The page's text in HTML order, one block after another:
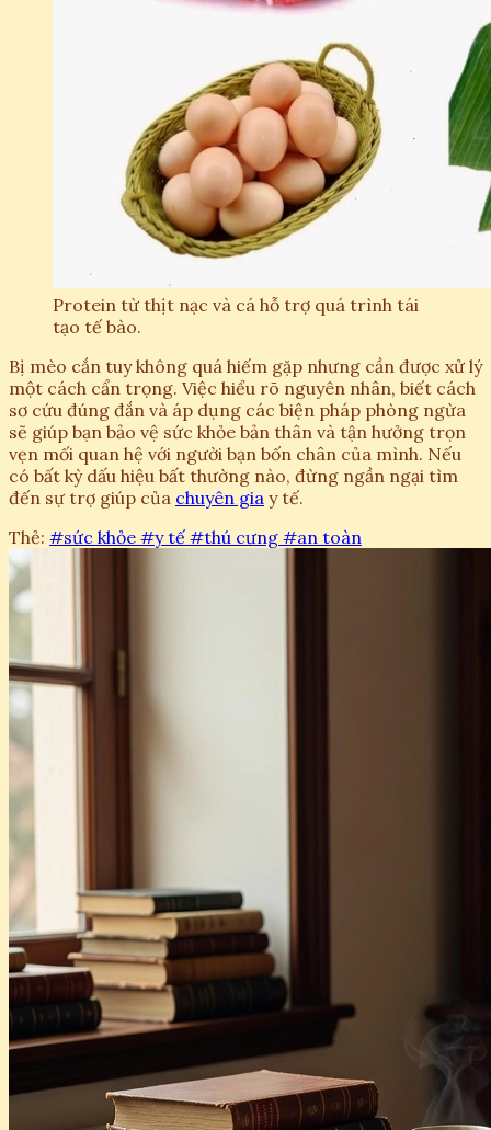
Protein từ thịt nạc và cá hỗ trợ quá trình tái
tạo tế bào.
Bị mèo cắn tuy không quá hiếm gặp nhưng cần được xử lý
một cách cẩn trọng. Việc hiểu rõ nguyên nhân, biết cách
sơ cứu đúng đắn và áp dụng các biện pháp phòng ngừa
sẽ giúp bạn bảo vệ sức khỏe bản thân và tận hưởng trọn
vẹn mối quan hệ với người bạn bốn chân của mình. Nếu
có bất kỳ dấu hiệu bất thường nào, đừng ngần ngại tìm
đến sự trợ giúp của chuyên gia y tế.
Thẻ: #sức khỏe #y tế #thú cưng #an toàn